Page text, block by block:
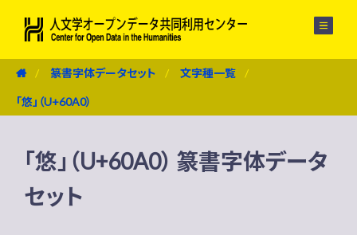
篆書字体データセット 文字種一覧
「悠」（U+60A0）
「悠」（U+60A0） 篆書字体データ
セット